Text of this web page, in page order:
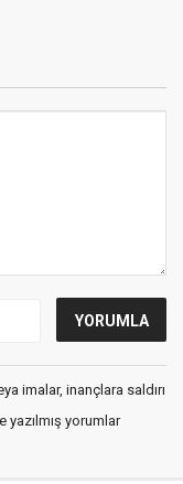
imalar, inançlara saldırı
yazılmış yorumlar